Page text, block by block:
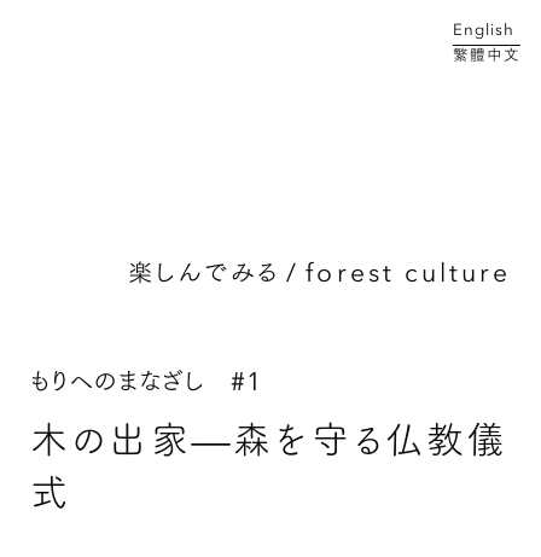
メイン コンテンツにスキップ
English
繁體中文
楽しんでみる / forest culture
木の出家—森を守る仏教儀
式
もりへのまなざし #1